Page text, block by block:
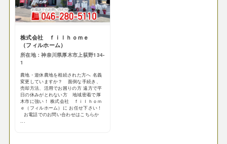
株式会社 ｆｉｌｈｏｍｅ
（フィルホーム）
所在地：神奈川県厚木市上荻野134-
1
農地・遊休農地を相続された方へ 名義
変更していますか？ 面倒な手続き、
売却方法、活用でお困りの方 遠方で平
日の休みがとれない方 地域密着で厚
木市に強い！ 株式会社 ｆｉｌｈｏｍ
ｅ（フィルホーム）に お任せ下さい！
お電話でのお問い合わせはこちらか
...